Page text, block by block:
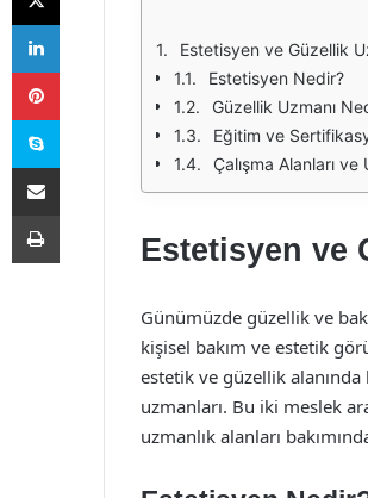
Estetisyen ve Güzellik
Estetisyen Nedir?
Güzellik Uzmanı
Eğitim ve
Çalışma Alanları ve
Estetisyen ve
Günümüzde güzellik ve
kişisel bakım ve estetik
estetik ve güzellik
uzmanları. Bu iki meslek
uzmanlık alanları
LinkedIn
Pinterest
Skype
E-Posta ile paylaş